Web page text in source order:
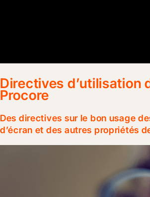
Directives d’utilisation
Procore
Des directives sur le bon usage
d’écran et des autres propriétés